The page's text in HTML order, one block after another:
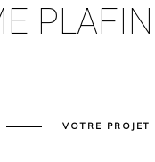
VOTRE PROJET